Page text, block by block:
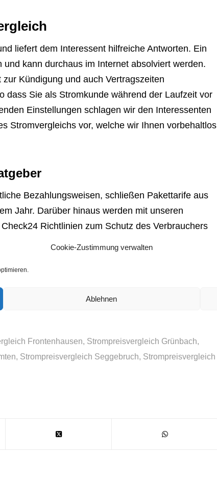
Cookie-Zustimmung verwalten
Ablehnen
liefert dem Interessent hilfreiche Antworten. Ein
kann durchaus im Internet absolviert werden.
Kündigung und auch Vertragszeiten
Sie als Stromkunde während der Laufzeit vor
Einstellungen schlagen wir den Interessenten
Stromvergleichs vor, welche wir Ihnen vorbehaltlos
Bezahlungsweisen, schließen Pakettarife aus
Jahr. Darüber hinaus werden mit unseren
Richtlinien zum Schutz des Verbrauchers
erhalten unsere Kunden in dem
Nicht gerade wenige Stromfirmen gewähren
Wer den Stromlieferanten austauschen
bestimmten Anbieters im Regelfall nach dem
mit Boni extrem super.
Frontenhausen, Strompreisvergleich Grünbach,
, Strompreisvergleich Seggebruch, Strompreisvergleich